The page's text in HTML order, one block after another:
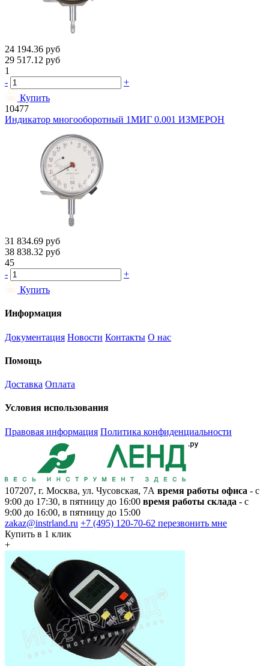
24 194.36 руб
29 517.12 руб
1
-
+
Купить
10477
Индикатор многооборотный 1МИГ 0.001 ИЗМЕРОН
31 834.69 руб
38 838.32 руб
45
-
+
Купить
Информация
Документация Новости Контакты О нас
Помощь
Доставка Оплата
Условия использования
Правовая информация Политика конфиденциальности
107207, г. Москва, ул. Чусовская, 7А время работы офиса - с
9:00 до 17:30, в пятницу до 16:00 время работы склада - с
9:00 до 16:00, в пятницу до 15:00
zakaz@instrland.ru +7 (495) 120-70-62 перезвонить мне
Купить в 1 клик
+